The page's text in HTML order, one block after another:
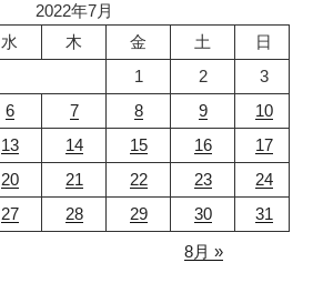
2022年7月
水 木 金 土
日
1
2
3
6 7 8 9
10
13 14 15 16
17
20 21 22 23
24
27 28 29 30
31
8月 »